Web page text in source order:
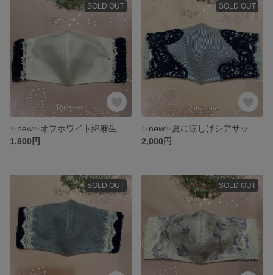
SOLD OUT
1,800円
SOLD OUT
2,000円
SOLD OUT SOLD OUT